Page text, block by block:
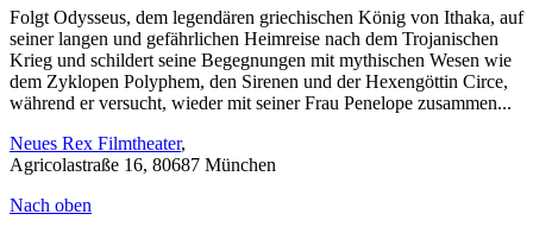
Folgt Odysseus, dem legendären griechischen König von Ithaka, auf
seiner langen und gefährlichen Heimreise nach dem Trojanischen
Krieg und schildert seine Begegnungen mit mythischen Wesen wie
dem Zyklopen Polyphem, den Sirenen und der Hexengöttin Circe,
während er versucht, wieder mit seiner Frau Penelope zusammen...
Neues Rex Filmtheater,
Agricolastraße 16, 80687 München
Nach oben